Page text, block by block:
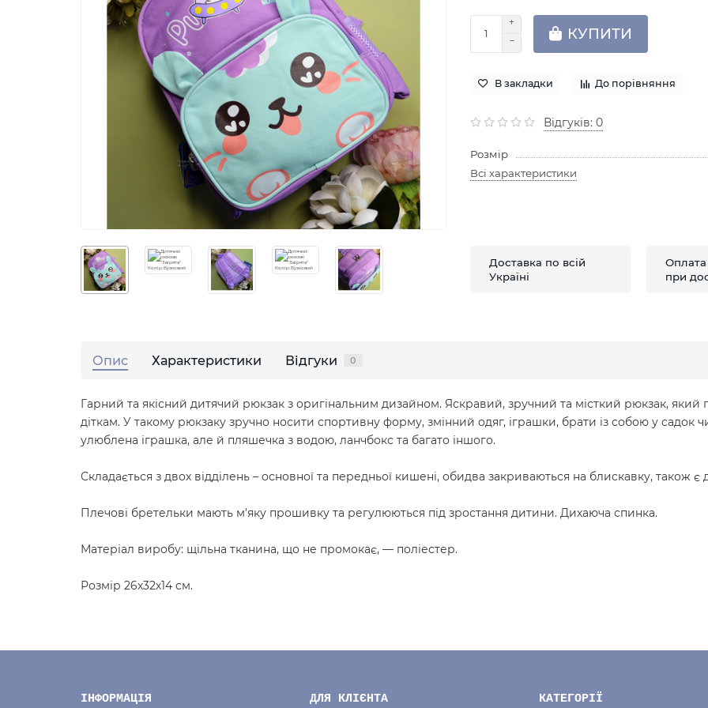
КУПИТИ
В закладки До порівняння
Відгуків: 0
Розмір
Всі характеристики
Доставка по всій
Україні
при
Опис Характеристики Відгуки 0
Гарний та якісний дитячий рюкзак з оригінальним дизайном. Яскравий, зручний та місткий рюкзак, який
діткам. У такому рюкзаку зручно носити спортивну форму, змінний одяг, іграшки, брати із собою у садок
улюблена іграшка, але й пляшечка з водою, ланчбокс та багато іншого.
Складається з двох відділень – основної та передньої кишені, обидва закриваються на блискавку, також є
Плечові бретельки мають м'яку прошивку та регулюються під зростання дитини. Дихаюча спинка.
Матеріал виробу: щільна тканина, що не промокає, — поліестер.
Розмір 26х32х14 см.
ІНФОРМАЦІЯ ДЛЯ КЛІЄНТА КАТЕГОРІЇ